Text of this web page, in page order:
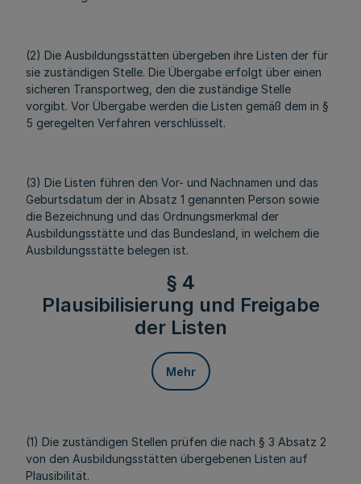
(2) Die Ausbildungsstätten übergeben ihre Listen der für
sie zuständigen Stelle. Die Übergabe erfolgt über einen
sicheren Transportweg, den die zuständige Stelle
vorgibt. Vor Übergabe werden die Listen gemäß dem in §
5 geregelten Verfahren verschlüsselt.
(3) Die Listen führen den Vor- und Nachnamen und das
Geburtsdatum der in Absatz 1 genannten Person sowie
die Bezeichnung und das Ordnungsmerkmal der
Ausbildungsstätte und das Bundesland, in welchem die
Ausbildungsstätte belegen ist.
§ 4
Plausibilisierung und Freigabe
der Listen
Mehr
(1) Die zuständigen Stellen prüfen die nach § 3 Absatz 2
von den Ausbildungsstätten übergebenen Listen auf
Plausibilität.